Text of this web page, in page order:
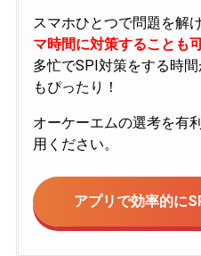
スマホひとつで問題を解
マ時間に対策することも
多忙でSPI対策をする時
もぴったり！
オーケーエムの選考を有
用ください。
アプリで効率的に